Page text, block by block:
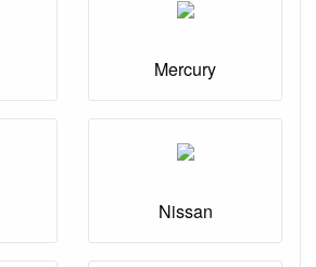
Mercury
Nissan